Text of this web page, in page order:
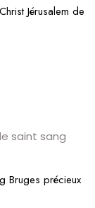
Jérusalem de
Bruges précieux